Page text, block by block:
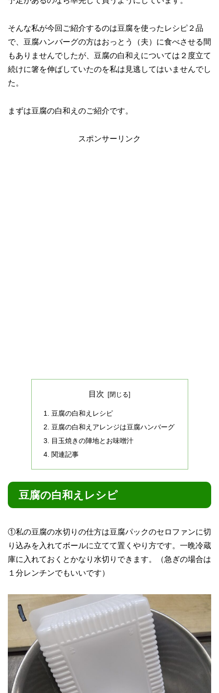
そんな私が今回ご紹介するのは豆腐を使ったレシピ２品
で、豆腐ハンバーグの方はおっとう（夫）に食べさせる間
もありませんでしたが、豆腐の白和えについては２度立て
続けに箸を伸ばしていたのを私は見逃してはいませんでし
た。
まずは豆腐の白和えのご紹介です。
スポンサーリンク
目次
豆腐の白和えレシピ
豆腐の白和えアレンジは豆腐ハンバーグ
目玉焼きの陣地とお味噌汁
関連記事
豆腐の白和えレシピ
①私の豆腐の水切りの仕方は豆腐パックのセロファンに切
り込みを入れてボールに立てて置くやり方です。一晩冷蔵
庫に入れておくとかなり水切りできます。（急ぎの場合は
１分レンチンでもいいです）